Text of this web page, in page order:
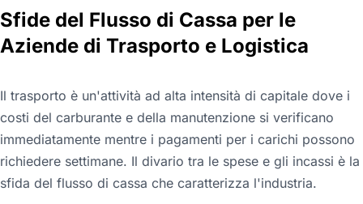
Sfide del Flusso di Cassa per le
Aziende di Trasporto e Logistica
Il trasporto è un'attività ad alta intensità di capitale dove i
costi del carburante e della manutenzione si verificano
immediatamente mentre i pagamenti per i carichi possono
richiedere settimane. Il divario tra le spese e gli incassi è la
sfida del flusso di cassa che caratterizza l'industria.